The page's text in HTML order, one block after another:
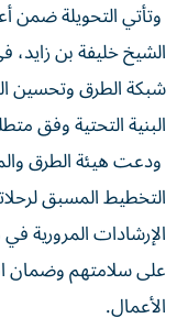
وتأتي التحويلة ضمن
الشيخ خليفة بن زايد،
شبكة الطرق وتحسين
البنية التحتية وفق
ودعت هيئة الطرق
التخطيط المسبق
الإرشادات المرورية
على سلامتهم وضمان
الأعمال.